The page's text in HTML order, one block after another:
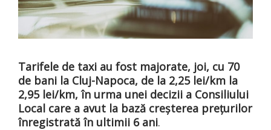
Tarifele de taxi au fost majorate, joi, cu 70
de bani la Cluj-Napoca, de la 2,25 lei/km la
2,95 lei/km, în urma unei decizii a Consiliului
Local care a avut la bază creşterea preţurilor
înregistrată în ultimii 6 ani.